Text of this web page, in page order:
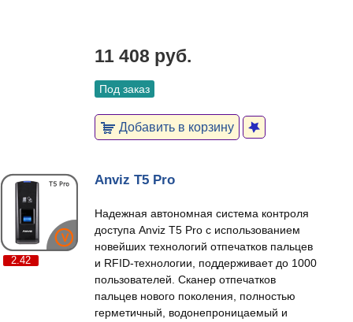
11 408 руб.
Под заказ
Добавить в корзину
2.42
Anviz T5 Pro
Надежная автономная система контроля
доступа Anviz T5 Pro с использованием
новейших технологий отпечатков пальцев
и RFID-технологии, поддерживает до 1000
пользователей. Сканер отпечатков
пальцев нового поколения, полностью
герметичный, водонепроницаемый и